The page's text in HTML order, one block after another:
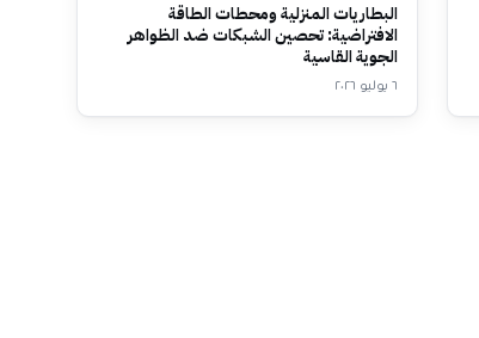
البطاريات المنزلية ومحطات الطاقة
الافتراضية: تحصين الشبكات ضد الظواهر
الجوية القاسية
٦ يوليو ٢٠٢٦